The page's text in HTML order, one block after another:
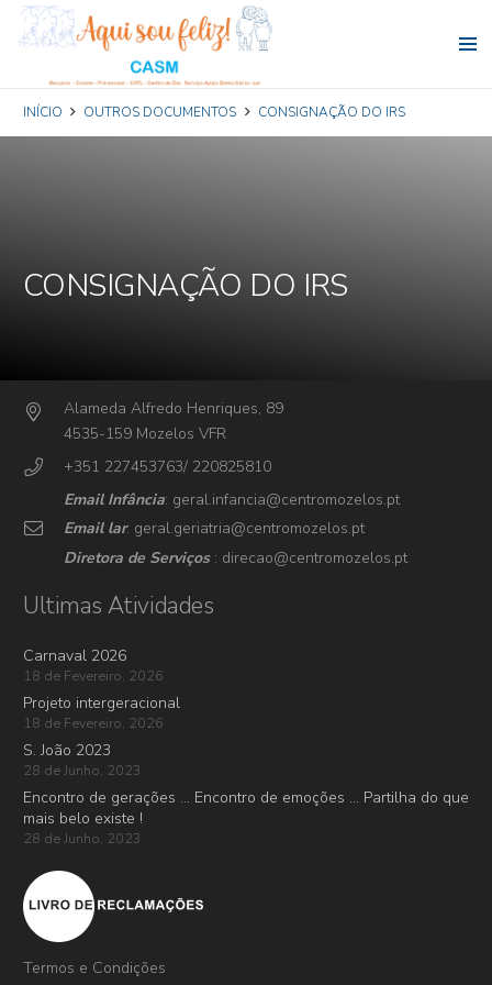
INÍCIO OUTROS DOCUMENTOS CONSIGNAÇÃO DO IRS
CONSIGNAÇÃO DO IRS
Alameda Alfredo Henriques, 89
4535-159 Mozelos VFR
+351 227453763/ 220825810
Email Infância: geral.infancia@centromozelos.pt
Email lar: geral.geriatria@centromozelos.pt
Diretora de Serviços: direcao@centromozelos.pt
Ultimas Atividades
Carnaval 2026
18 de Fevereiro, 2026
Projeto intergeracional
18 de Fevereiro, 2026
S. João 2023
28 de Junho, 2023
Encontro de gerações … Encontro de emoções … Partilha do que
mais belo existe !
28 de Junho, 2023
Termos e Condições